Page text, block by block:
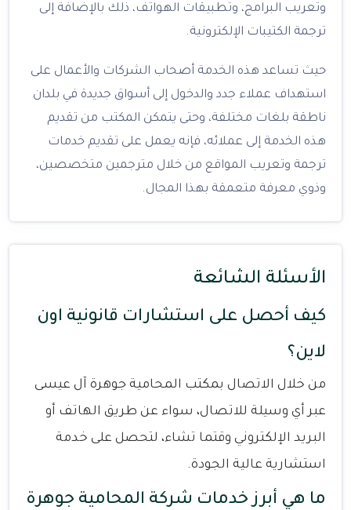
وتعريب البرامج، وتطبيقات الهواتف، ذلك بالإضافة إلى
ترجمة الكتيبات الإلكترونية.
حيث تساعد هذه الخدمة أصحاب الشركات والأعمال على
استهداف عملاء جدد والدخول إلى أسواق جديدة في بلدان
ناطقة بلغات مختلفة، وحتى يتمكن المكتب من تقديم
هذه الخدمة إلى عملائه، فإنه يعمل على تقديم خدمات
ترجمة وتعريب المواقع من خلال مترجمين متخصصين،
وذوي معرفة متعمقة بهذا المجال.
الأسئلة الشائعة
كيف أحصل على استشارات قانونية اون
لاين؟
من خلال الاتصال بمكتب المحامية جوهرة آل عيسى
عبر أي وسيلة للاتصال، سواء عن طريق الهاتف أو
البريد الإلكتروني وقتما تشاء، لتحصل على خدمة
استشارية عالية الجودة.
ما هي أبرز خدمات شركة المحامية جوهرة